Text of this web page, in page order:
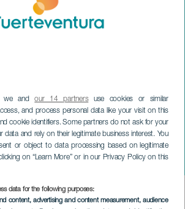
we andour 14 partnersuse cookies or similar
and process personal data like your visit on this
cookie identifiers. Some partners do not ask for your
and rely on their legitimate business interest. You
or object to data processing based on legitimate
on “Learn More” or in our Privacy Policy on this
data for the following purposes:
content, advertising and content measurement, audience
du Polar Express